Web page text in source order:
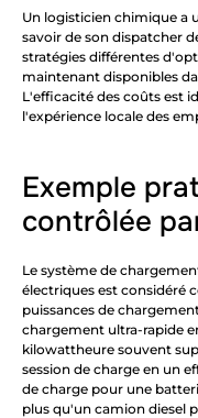
Un logisticien chimique a
savoir de son dispatcher
stratégies différentes
maintenant disponibles
L'efficacité des coûts est
l'expérience locale des
Exemple
contrôlée
Le système de
électriques est considéré
puissances de
chargement ultra-rapide
kilowattheure souvent
session de charge en un
de charge pour une
plus qu'un camion diesel